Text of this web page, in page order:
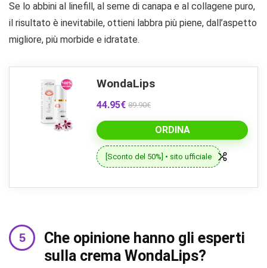
Se lo abbini al linefill, al seme di canapa e al collagene puro,
il risultato è inevitabile, ottieni labbra più piene, dall’aspetto
migliore, più morbide e idratate.
WondaLips
44.95€ 89.90€
ORDINA
[Sconto del 50%] • sito ufficiale
Che opinione hanno gli esperti
sulla crema WondaLips?